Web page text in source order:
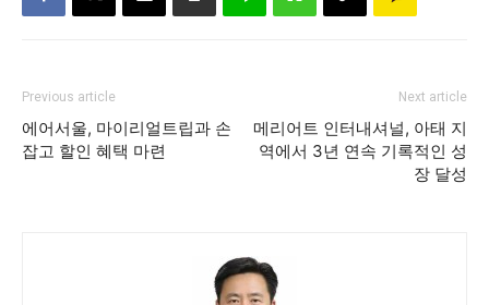
Previous article
에어서울, 마이리얼트립과 손
잡고 할인 혜택 마련
Next article
메리어트 인터내셔널, 아태 지
역에서 3년 연속 기록적인 성
장 달성